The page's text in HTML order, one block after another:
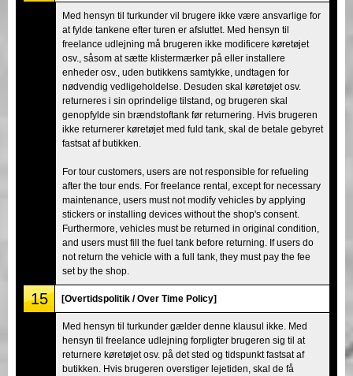
Med hensyn til turkunder vil brugere ikke være ansvarlige for
at fylde tankene efter turen er afsluttet. Med hensyn til
freelance udlejning må brugeren ikke modificere køretøjet
osv., såsom at sætte klistermærker på eller installere
enheder osv., uden butikkens samtykke, undtagen for
nødvendig vedligeholdelse. Desuden skal køretøjet osv.
returneres i sin oprindelige tilstand, og brugeren skal
genopfylde sin brændstoftank før returnering. Hvis brugeren
ikke returnerer køretøjet med fuld tank, skal de betale gebyret
fastsat af butikken.
For tour customers, users are not responsible for refueling
after the tour ends. For freelance rental, except for necessary
maintenance, users must not modify vehicles by applying
stickers or installing devices without the shop's consent.
Furthermore, vehicles must be returned in original condition,
and users must fill the fuel tank before returning. If users do
not return the vehicle with a full tank, they must pay the fee
set by the shop.
15 [Overtidspolitik / Over Time Policy]
Med hensyn til turkunder gælder denne klausul ikke. Med
hensyn til freelance udlejning forpligter brugeren sig til at
returnere køretøjet osv. på det sted og tidspunkt fastsat af
butikken. Hvis brugeren overstiger lejetiden, skal de få